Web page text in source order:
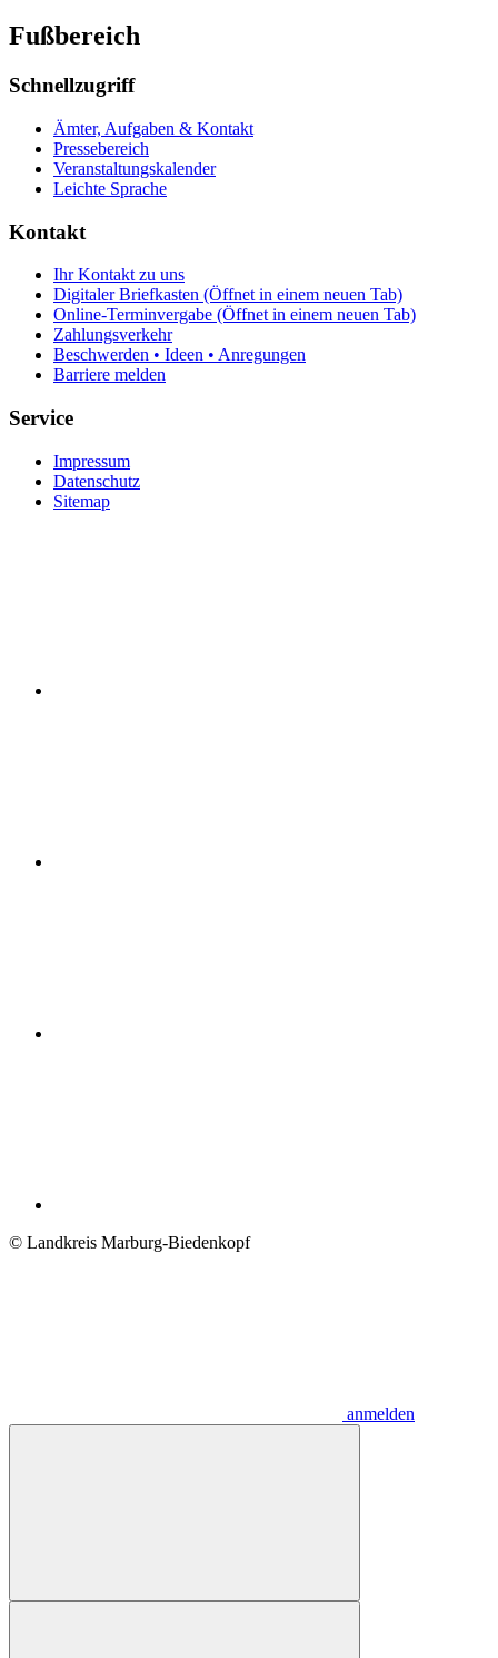
Fußbereich
Schnellzugriff
Ämter, Aufgaben & Kontakt
Pressebereich
Veranstaltungskalender
Leichte Sprache
Kontakt
Ihr Kontakt zu uns
Digitaler Briefkasten (Öffnet in einem neuen Tab)
Online-Terminvergabe (Öffnet in einem neuen Tab)
Zahlungsverkehr
Beschwerden • Ideen • Anregungen
Barriere melden
Service
Impressum
Datenschutz
Sitemap
© Landkreis Marburg-Biedenkopf
anmelden